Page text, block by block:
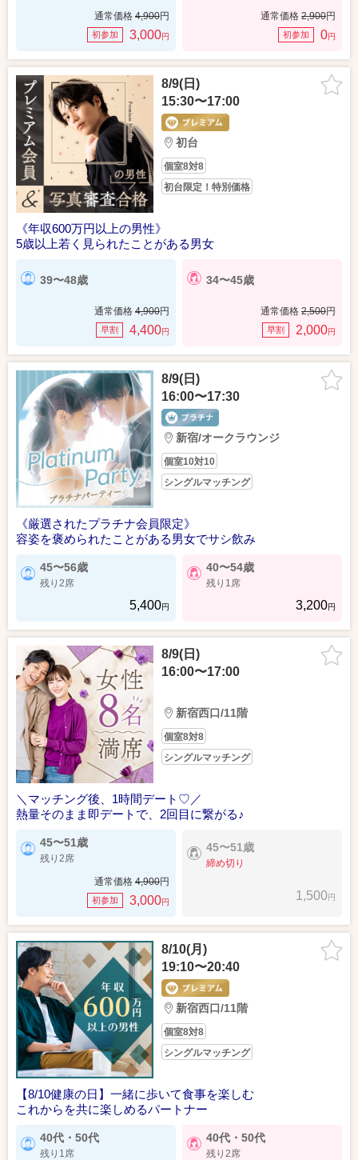
通常価格 4,900円
初参加 3,000円
通常価格 2,900円
初参加 0円
8/9(日)
15:30〜17:00
初台
個室8対8
初台限定！特別価格
《年収600万円以上の男性》
5歳以上若く見られたことがある男女
39〜48歳
通常価格 4,900円
早割 4,400円
34〜45歳
通常価格 2,500円
早割 2,000円
8/9(日)
16:00〜17:30
新宿/オークラウンジ
個室10対10
シングルマッチング
《厳選されたプラチナ会員限定》
容姿を褒められたことがある男女でサシ飲み
45〜56歳
残り2席
5,400円
40〜54歳
残り1席
3,200円
8/9(日)
16:00〜17:00
新宿西口/11階
個室8対8
シングルマッチング
＼マッチング後、1時間デート♡／
熱量そのまま即デートで、2回目に繋がる♪
45〜51歳
残り2席
通常価格 4,900円
初参加 3,000円
45〜51歳
締め切り
1,500円
8/10(月)
19:10〜20:40
新宿西口/11階
個室8対8
シングルマッチング
【8/10健康の日】一緒に歩いて食事を楽しむ
これからを共に楽しめるパートナー
40代・50代
残り1席
40代・50代
残り2席